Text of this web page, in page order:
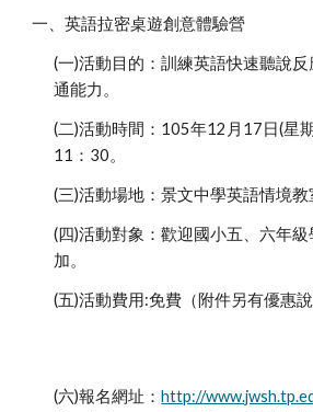
一、英語拉密桌遊創意體驗營
(一)活動目的：訓練英語快速聽說
通能力。
(二)活動時間：105年12月17日(星
11：30。
(三)活動場地：景文中學英語情境教
(四)活動對象：歡迎國小五、六年
加。
(五)活動費用:免費（附件另有優惠說
(六)報名網址：http://